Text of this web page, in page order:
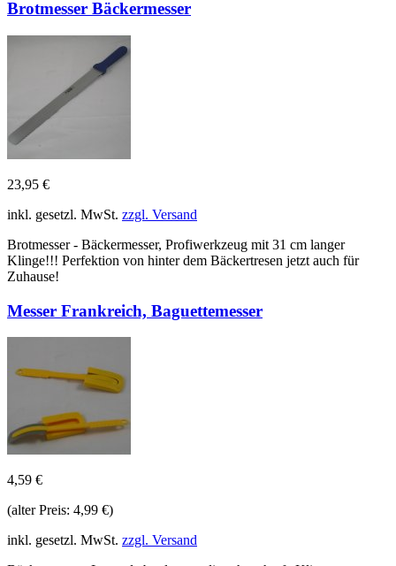
Brotmesser Bäckermesser
23,95 €
inkl. gesetzl. MwSt. zzgl. Versand
Brotmesser - Bäckermesser, Profiwerkzeug mit 31 cm langer
Klinge!!! Perfektion von hinter dem Bäckertresen jetzt auch für
Zuhause!
Messer Frankreich, Baguettemesser
4,59 €
(alter Preis: 4,99 €)
inkl. gesetzl. MwSt. zzgl. Versand